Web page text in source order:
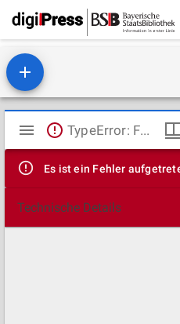
Mirador
Viewer
TypeError: Failed to fetch
Es ist ein Fehler
Technische Details